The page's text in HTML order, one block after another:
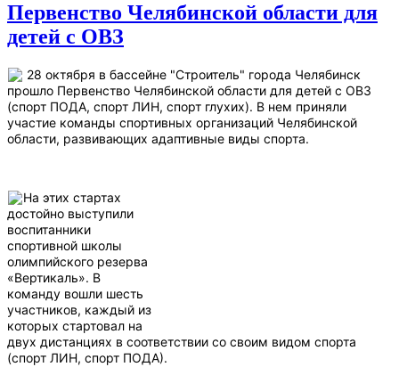
Первенство Челябинской области для
детей с ОВЗ
28 октября в бассейне "Строитель" города Челябинск
прошло Первенство Челябинской области для детей с ОВЗ
(спорт ПОДА, спорт ЛИН, спорт глухих). В нем приняли
участие команды спортивных организаций Челябинской
области, развивающих адаптивные виды спорта.
На этих стартах
достойно выступили
воспитанники
спортивной школы
олимпийского резерва
«Вертикаль». В
команду вошли шесть
участников, каждый из
которых стартовал на
двух дистанциях в соответствии со своим видом спорта
(спорт ЛИН, спорт ПОДА).